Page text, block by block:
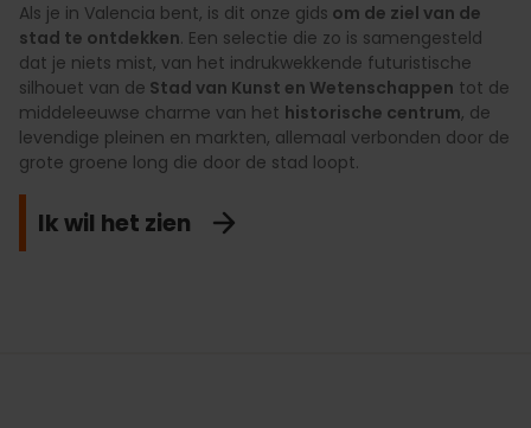
Als je in Valencia bent, is dit onze gids om de ziel van de
stad te ontdekken. Een selectie die zo is samengesteld
dat je niets mist, van het indrukwekkende futuristische
silhouet van de Stad van Kunst en Wetenschappen tot de
middeleeuwse charme van het historische centrum, de
levendige pleinen en markten, allemaal verbonden door de
grote groene long die door de stad loopt.
Ik wil het zien
Om je een echtelocalte voelen, zijn dit deervaringendie
je tijdens je verblijf móét meemaken als je van unieke
dingen houdt. We stellen plannen met een eigen
identiteitvoor die verder gaan dan het traditionele
toerisme, zoals het verkennen van de natuurgebieden
waar de lokale gastronomie ontstaat, het actief ontdekken
van de meest iconische monumenten of het vinden van
Ontdek Valencia in je eigen tempo met eenzorgvuldig
geselecteerd aanbod van premium ervaringen. Cultuur,
gastronomie, winkelen, welzijn en natuurworden
gecombineerd in voorstellen die zijn ontworpen om een
authentieke stad te ervaren via toegankelijke en unieke
activiteiten aan de Middellandse Zee, waaronder
privérondleidingen, haute cuisine en momenten van totale